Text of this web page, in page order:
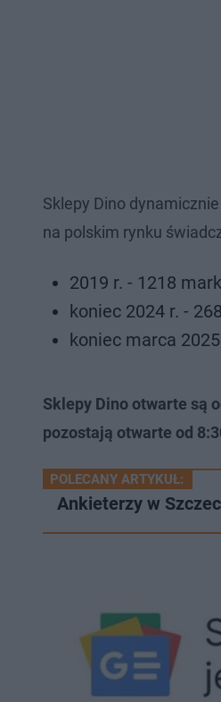
Sklepy Dino
na polskim rynku
2019 r. - 1218
koniec 2024 r. -
koniec marca
Sklepy Dino otwarte są
pozostają otwarte od
POLECANY ARTYKUŁ:
Ankieterzy w